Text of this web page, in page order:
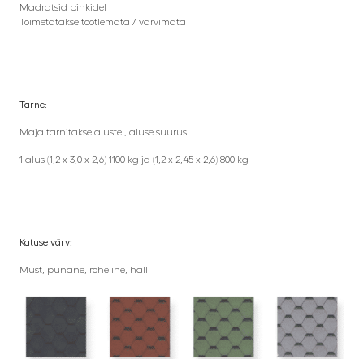
Madratsid pinkidel
Toimetatakse töötlemata / värvimata
Tarne:
Maja tarnitakse alustel, aluse suurus
1 alus (1,2 x 3,0 x 2,6) 1100 kg ja (1,2 x 2,45 x 2,6) 800 kg
Katuse värv:
Must, punane, roheline, hall